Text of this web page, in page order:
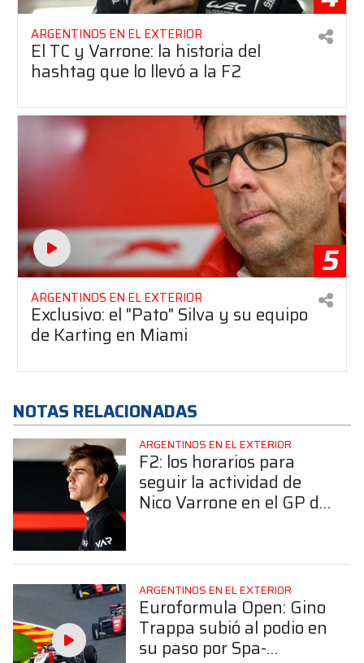
ARGENTINOS EN EL EXTERIOR
El TC y Varrone: la historia del
hashtag que lo llevó a la F2
5
ARGENTINOS EN EL EXTERIOR
Exclusivo: el "Pato" Silva y su equipo
de Karting en Miami
NOTAS RELACIONADAS
ARGENTINOS EN EL EXTERIOR
F2: los horarios para
seguir la actividad de
Nico Varrone en el GP de
ARGENTINOS EN EL EXTERIOR
Euroformula Open: Gino
Trappa subió al podio en
su paso por Spa-